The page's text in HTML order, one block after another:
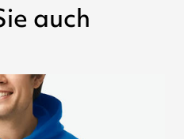
auch